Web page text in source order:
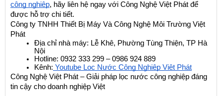
công nghiệp, hãy liên hệ ngay với Công Nghệ Việt Phát để
được hỗ trợ chi tiết.
Công ty TNHH Thiết Bị Máy Và Công Nghệ Môi Trường Việt
Phát
Địa chỉ nhà máy: Lễ Khê, Phường Tùng Thiện, TP Hà
Nội
Hotline: 0932 333 299 – 0986 924 889
Kênh: Youtube Lọc Nước Công Nghiệp Việt Phát
Công Nghệ Việt Phát – Giải pháp lọc nước công nghiệp đáng
tin cậy cho doanh nghiệp Việt